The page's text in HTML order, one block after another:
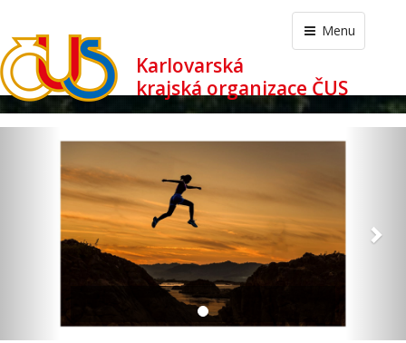
Menu
Karlovarská
krajská organizace ČUS
revious